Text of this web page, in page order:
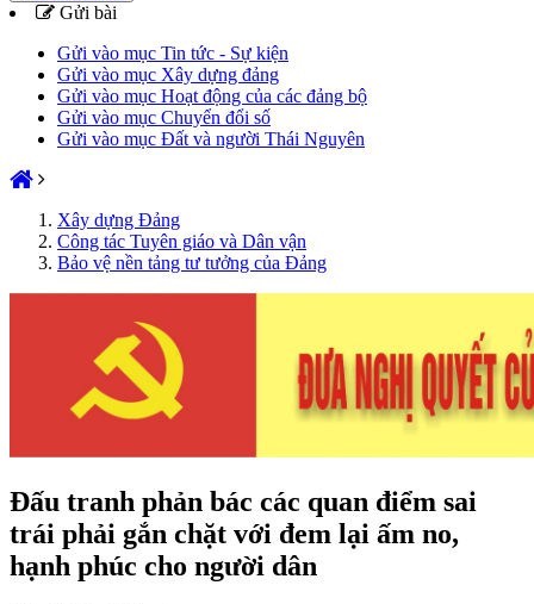
Gửi bài
Gửi vào mục Tin tức - Sự kiện
Gửi vào mục Xây dựng đảng
Gửi vào mục Hoạt động của các đảng bộ
Gửi vào mục Chuyển đổi số
Gửi vào mục Đất và người Thái Nguyên
Xây dựng Đảng
Công tác Tuyên giáo và Dân vận
Bảo vệ nền tảng tư tưởng của Đảng
Đấu tranh phản bác các quan điểm sai
trái phải gắn chặt với đem lại ấm no,
hạnh phúc cho người dân